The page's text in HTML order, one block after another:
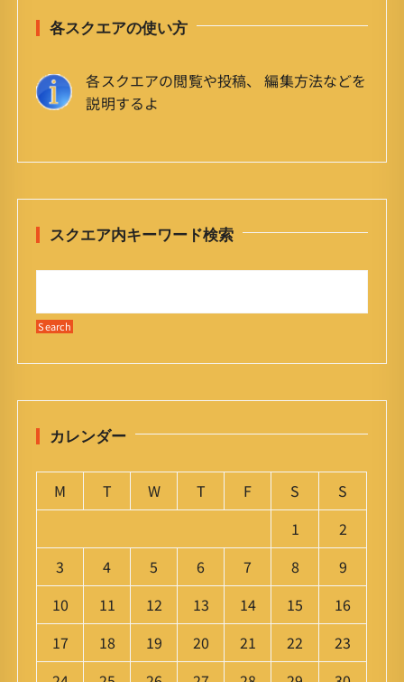
各スクエアの使い方
各スクエアの閲覧や投稿、 編集方法などを
説明するよ
スクエア内キーワード検索
カレンダー
M T W T F S
S
1
2
3
4 5 6 7 8
9
10
11 12 13 14 15
16
17
18 19 20 21 22
23